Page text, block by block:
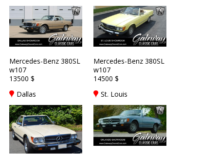
Mercedes-Benz 380SL
w107
13500 $
Dallas
Mercedes-Benz 380SL
w107
14500 $
St. Louis